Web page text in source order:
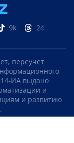
9k 24
переучет
ИА выдано
и
и развитию